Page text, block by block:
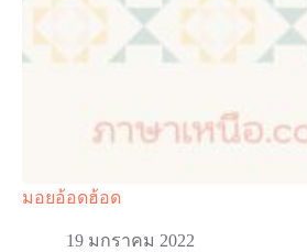
มอยอ้อดฮ้อด
19 มกราคม 2022